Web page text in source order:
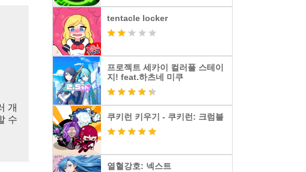
개
수
tentacle locker
프로젝트 세카이 컬러풀 스테이
지! feat.하츠네 미쿠
쿠키런 키우기 - 쿠키런: 크럼블
열혈강호: 넥스트